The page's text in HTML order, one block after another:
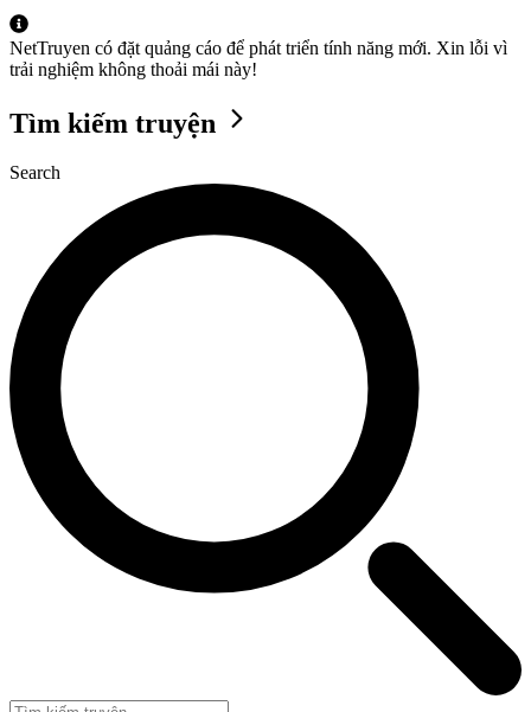
NetTruyen có đặt quảng cáo để phát triển tính năng mới. Xin lỗi vì
trải nghiệm không thoải mái này!
Tìm kiếm truyện
Search